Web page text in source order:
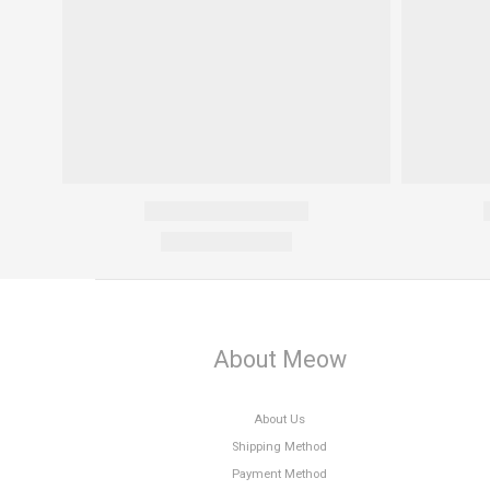
About Meow
About Us
Shipping Method
Payment Method